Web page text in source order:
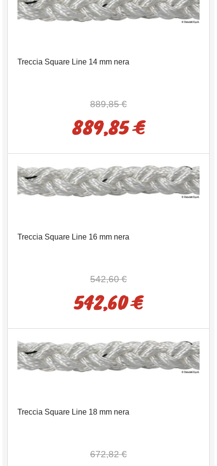
Treccia Square Line 14 mm nera
889,85 €
889,85 €
Treccia Square Line 16 mm nera
542,60 €
542,60 €
Treccia Square Line 18 mm nera
672,82 €